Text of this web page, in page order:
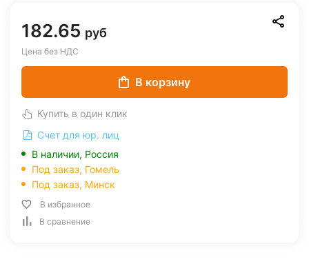
182.65 руб
Цена без НДС
В корзину
Купить в один клик
Счет для юр. лиц
В наличии, Россия
Под заказ, Гомель
Под заказ, Минск
В избранное
В сравнение